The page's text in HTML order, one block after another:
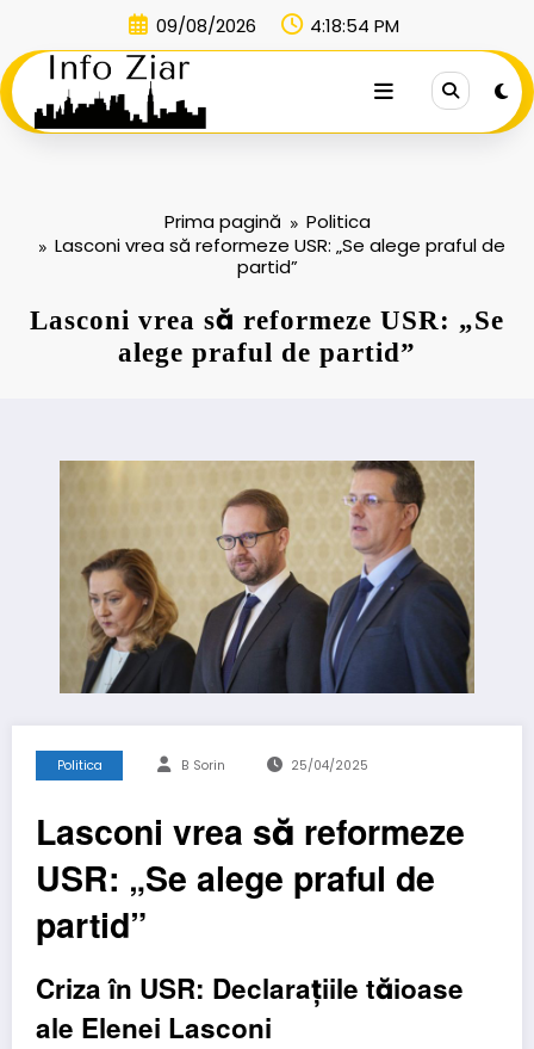
conținut
09/08/2026 4:18:55 PM
Prima pagină
Politica
Lasconi vrea să reformeze USR: „Se alege praful de
partid”
Lasconi vrea să reformeze USR: „Se
alege praful de partid”
Politica B Sorin 25/04/2025
Lasconi vrea să reformeze
USR: „Se alege praful de
partid”
Criza în USR: Declarațiile tăioase
ale Elenei Lasconi